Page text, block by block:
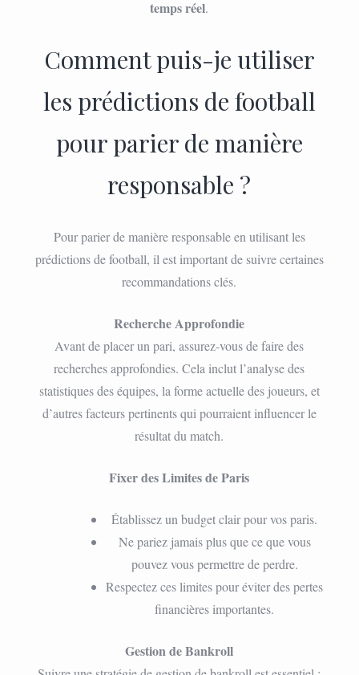
temps réel.
Comment puis-je utiliser
les prédictions de football
pour parier de manière
responsable ?
Pour parier de manière responsable en utilisant les
prédictions de football, il est important de suivre certaines
recommandations clés.
Recherche Approfondie
Avant de placer un pari, assurez-vous de faire des
recherches approfondies. Cela inclut l’analyse des
statistiques des équipes, la forme actuelle des joueurs, et
d’autres facteurs pertinents qui pourraient influencer le
résultat du match.
Fixer des Limites de Paris
Établissez un budget clair pour vos paris.
Ne pariez jamais plus que ce que vous
pouvez vous permettre de perdre.
Respectez ces limites pour éviter des pertes
financières importantes.
Gestion de Bankroll